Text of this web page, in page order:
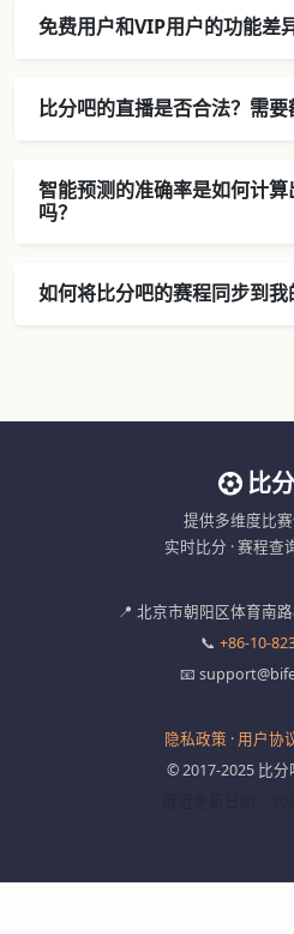
免费用户和VIP用户的功能差
比分吧的直播是否合法？需要
智能预测的准确率是如何计
吗？
如何将比分吧的赛程同步到我
比
提供多维度比
实时比分 · 赛程查
📍 北京市朝阳区体育南
📞 +86-10-
📧
隐私政策 · 用户协
© 2017-2025 比分